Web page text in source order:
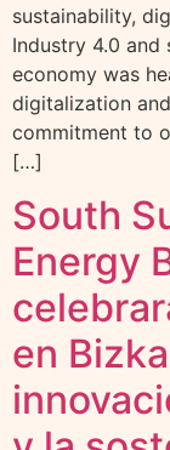
sustainability,
Industry 4.0 and
economy was
digitalization
commitment to
[…]
South
Energy
en